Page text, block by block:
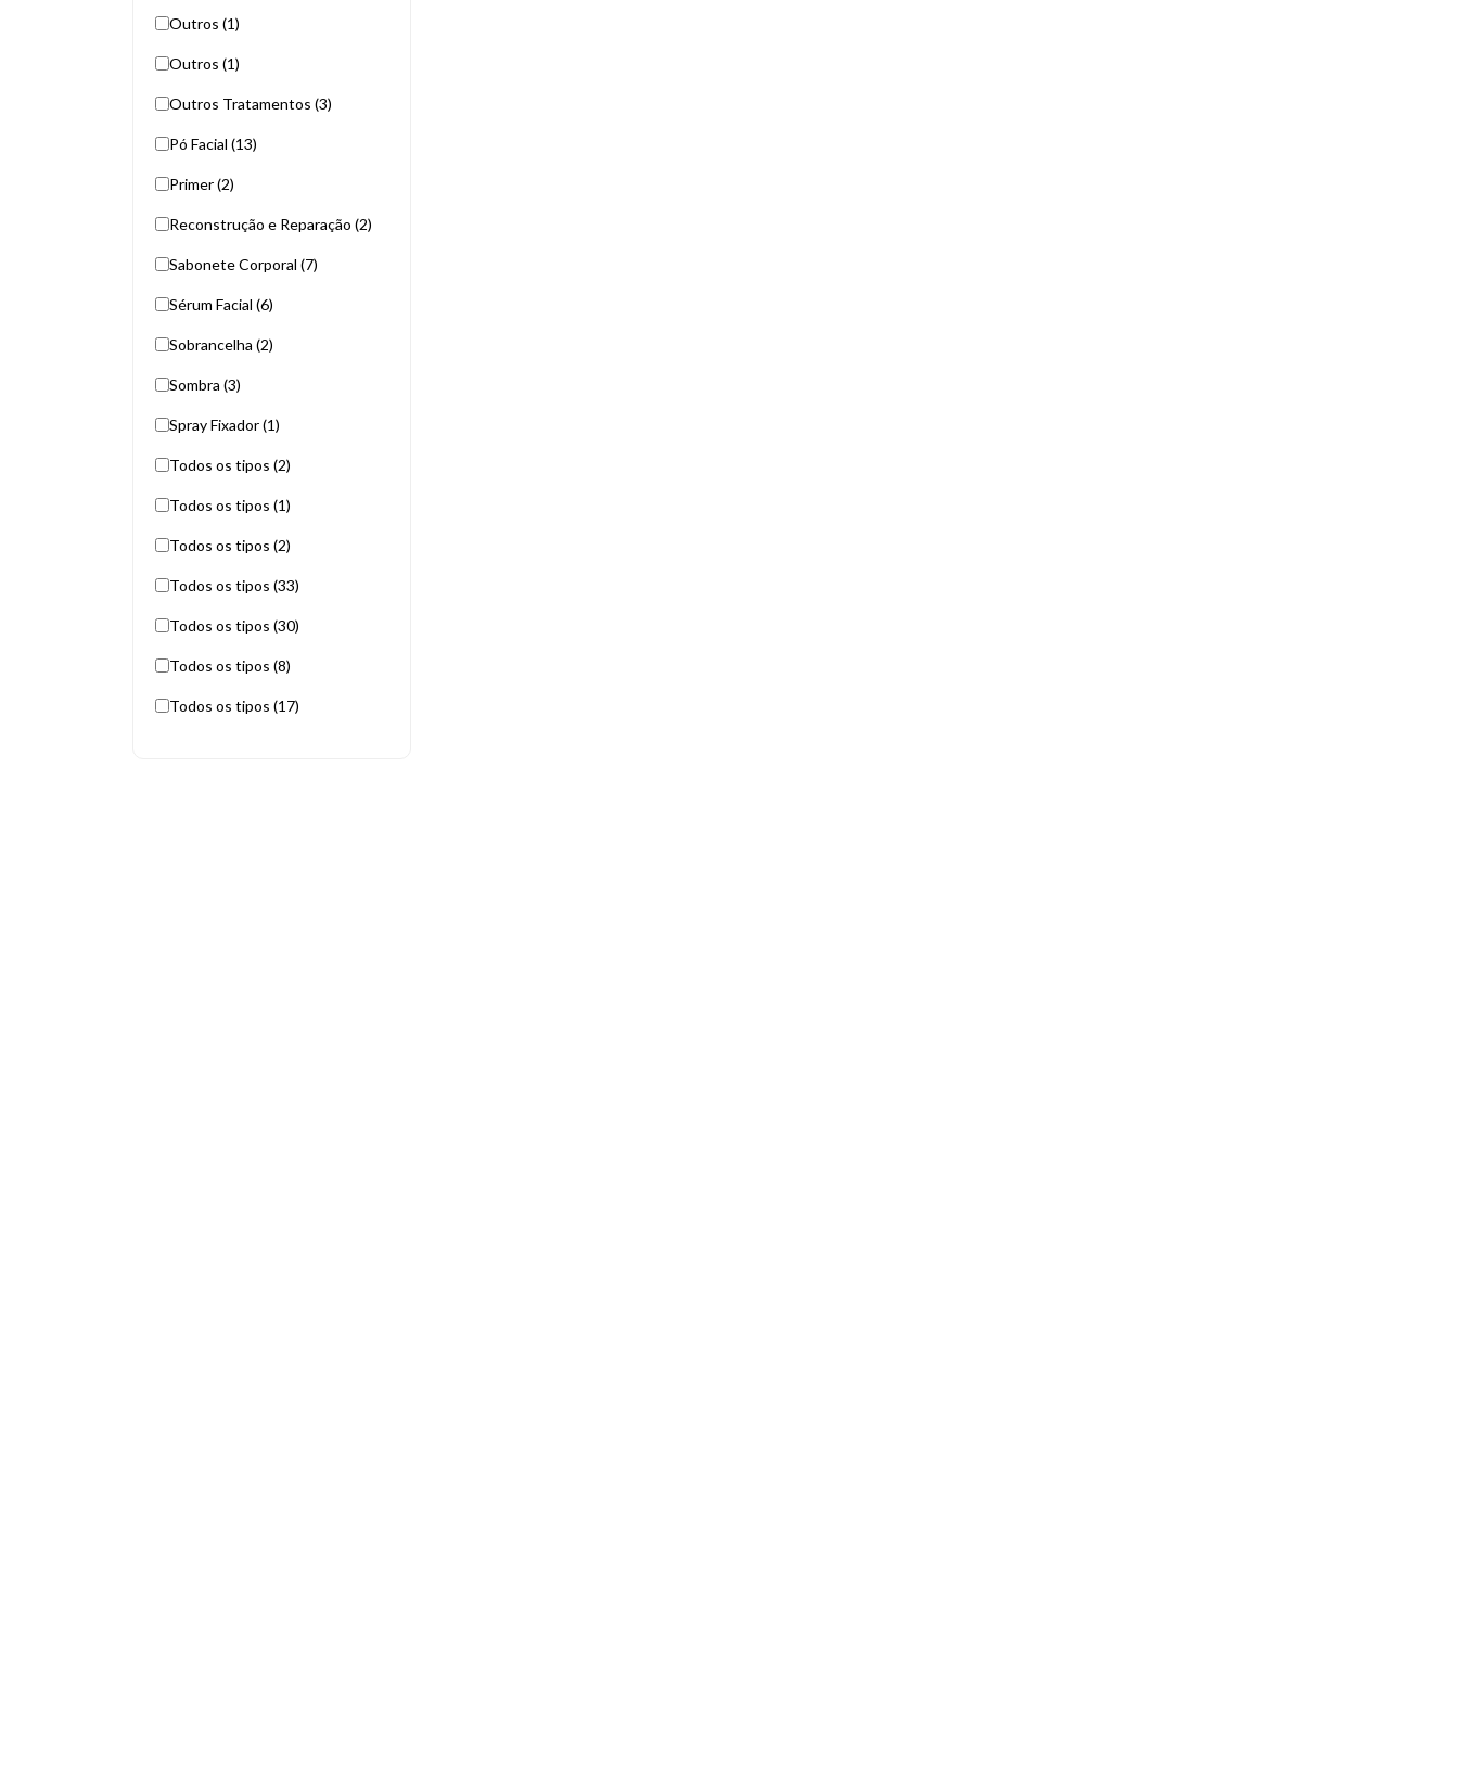
Outros (1)
Outros (1)
Outros Tratamentos (3)
Pó Facial (13)
Primer (2)
Reconstrução e Reparação (2)
Sabonete Corporal (7)
Sérum Facial (6)
Sobrancelha (2)
Sombra (3)
Spray Fixador (1)
Todos os tipos (2)
Todos os tipos (1)
Todos os tipos (2)
Todos os tipos (33)
Todos os tipos (30)
Todos os tipos (8)
Todos os tipos (17)